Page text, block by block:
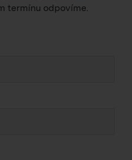
termínu odpovíme.